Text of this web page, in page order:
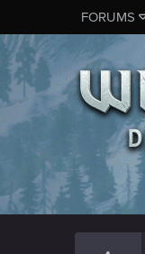
FORUMS